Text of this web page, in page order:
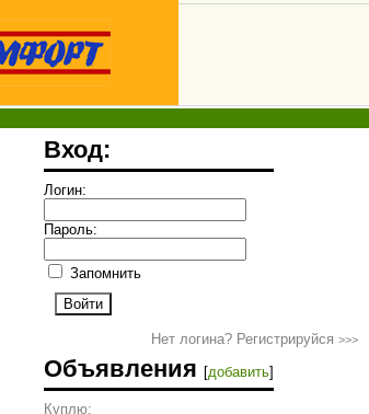
Вход:
Логин:
Пароль:
Запомнить
Нет логина? Регистрируйся >>>
Объявления [добавить]
Куплю: